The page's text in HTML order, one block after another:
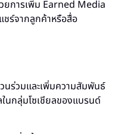
ยการเพิ่ม Earned Media
ชร์จากลูกค้าหรือสื่อ
นร่วมและเพิ่มความสัมพันธ์
นกลุ่มโซเชียลของแบรนด์